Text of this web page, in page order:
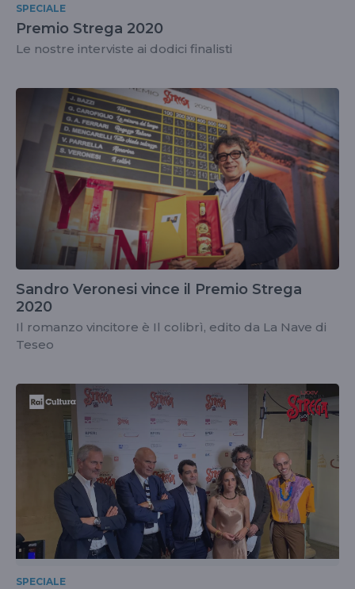
SPECIALE
Premio Strega 2020
Le nostre interviste ai dodici finalisti
Sandro Veronesi vince il Premio Strega
2020
Il romanzo vincitore è Il colibrì, edito da La Nave di
Teseo
SPECIALE